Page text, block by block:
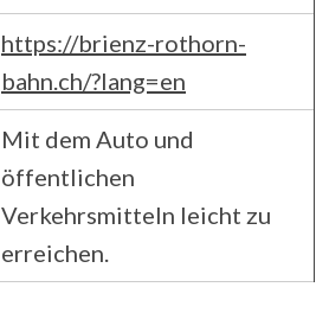
https://brienz-rothorn-
bahn.ch/?lang=en
Mit dem Auto und
öffentlichen
Verkehrsmitteln leicht zu
erreichen.